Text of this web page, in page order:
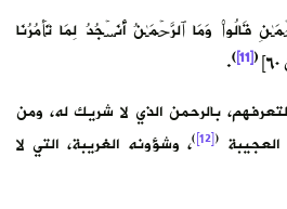
قَالُوا۟ وَمَا ٱلرَّحۡمَـٰنُ أَنَسۡجُدُ لِمَا تَأۡمُرُنَا
(
[11]
)
.
بالرحمن الذي لا شريك له، ومن
(
[12]
)، وشؤونه الغريبة، التي لا